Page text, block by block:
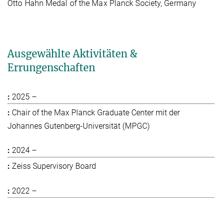
Otto Hahn Medal of the Max Planck Society, Germany
Ausgewählte Aktivitäten &
Errungenschaften
2025 –
Chair of the Max Planck Graduate Center mit der
Johannes Gutenberg-Universität (MPGC)
2024 –
Zeiss Supervisory Board
2022 –